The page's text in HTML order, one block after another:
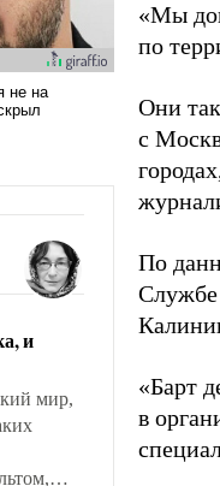
и
мир,
«Мы
по
Они
с
По
Службе
«Барт
в